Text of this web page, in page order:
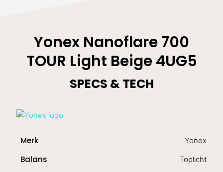
Yonex Nanoflare 700
TOUR Light Beige 4UG5
SPECS & TECH
Merk Yonex
Balans Toplicht